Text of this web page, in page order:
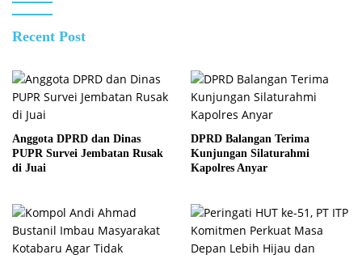
Recent Post
Anggota DPRD dan Dinas
PUPR Survei Jembatan Rusak
di Juai
DPRD Balangan Terima
Kunjungan Silaturahmi
Kapolres Anyar